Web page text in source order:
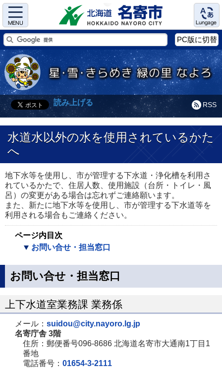
Menu Language
PC版に切替
RSS
読み上げる
水道水以外の水を使用されているかた
へ
地下水等を使用し、市が管理する下水道・浄化槽を利用さ
れているかたで、住居人数、使用施設（台所・トイレ・風
呂）の変更がある場合は忘れずご連絡願います。
また、新たに地下水等を使用し、市が管理する下水道等を
利用される場合もご連絡ください。
ページ内目次
お問い合せ・担当窓口
お問い合せ・担当窓口
上下水道室業務課 業務係
メール： suidou@city.nayoro.lg.jp
名寄庁舎 3階
住所：郵便番号096-8686 北海道名寄市大通南1丁目1
番地
電話番号： 01654-3-2111